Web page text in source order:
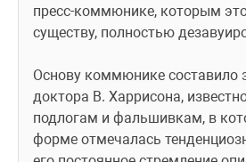
пресс-коммюнике, которым
существу, полностью
Основу коммюнике составило
доктора В. Харрисона,
подлогам и фальшивкам, в
форме отмечалась